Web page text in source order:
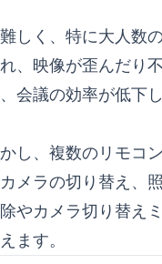
しく、特に大人数
、映像が歪んだり
会議の効率が低下し
し、複数のリモコ
メラの切り替え、
カメラ切り替え
ます。